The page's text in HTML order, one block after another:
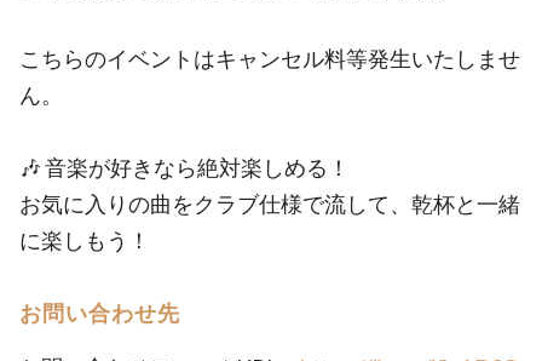
こちらのイベントはキャンセル料等発生いたしませ
ん。
🎶 音楽が好きなら絶対楽しめる！
お気に入りの曲をクラブ仕様で流して、乾杯と一緒
に楽しもう！
お問い合わせ先